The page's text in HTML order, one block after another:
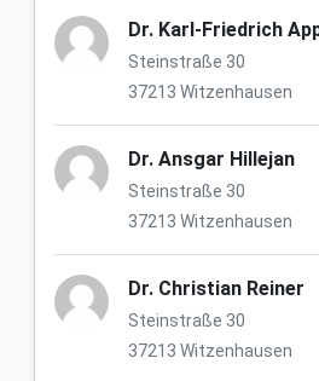
Dr. Karl-Friedrich
Steinstraße 30
37213 Witzenhausen
Dr. Ansgar Hillejan
Steinstraße 30
37213 Witzenhausen
Dr. Christian Reiner
Steinstraße 30
37213 Witzenhausen